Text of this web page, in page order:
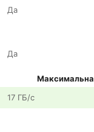
Да
Да
17 ГБ/с